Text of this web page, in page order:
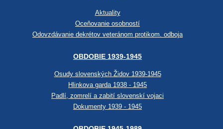
Aktuality
Oceňovanie osobností
Odovzdávanie dekrétov veteránom protikom. odboja
OBDOBIE 1939-1945
Osudy slovenských Židov 1939-1945
Hlinkova garda 1938 - 1945
Padlí, zomrelí a zabití slovenskí vojaci
Dokumenty 1939 - 1945